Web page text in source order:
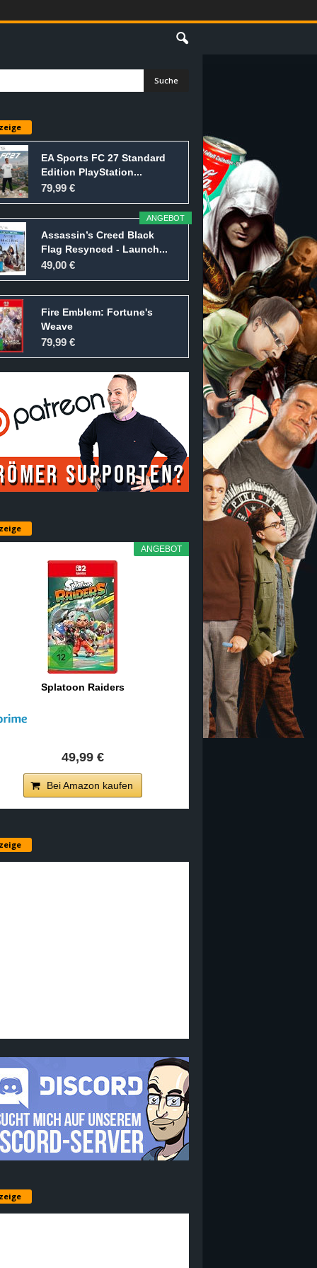
EA Sports FC 27 Standard
Edition PlayStation...
79,99 €
ANGEBOT
Assassin’s Creed Black
Flag Resynced - Launch...
49,00 €
Fire Emblem: Fortune's
Weave
79,99 €
ANGEBOT
Splatoon Raiders
49,99 €
Bei Amazon kaufen